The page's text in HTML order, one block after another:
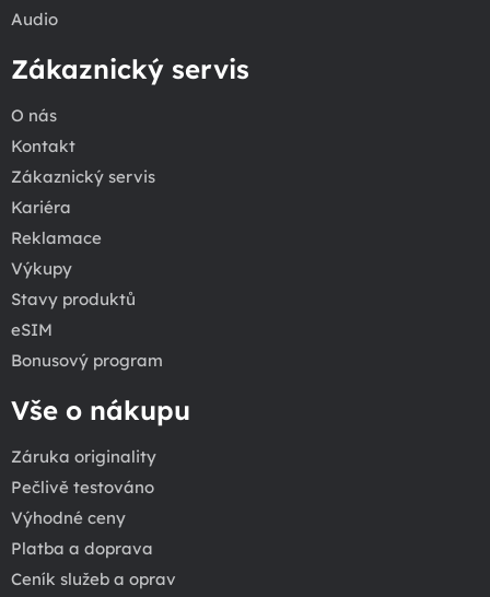
Audio
Zákaznický servis
O nás
Kontakt
Zákaznický servis
Kariéra
Reklamace
Výkupy
Stavy produktů
eSIM
Bonusový program
Vše o nákupu
Záruka originality
Pečlivě testováno
Výhodné ceny
Platba a doprava
Ceník služeb a oprav